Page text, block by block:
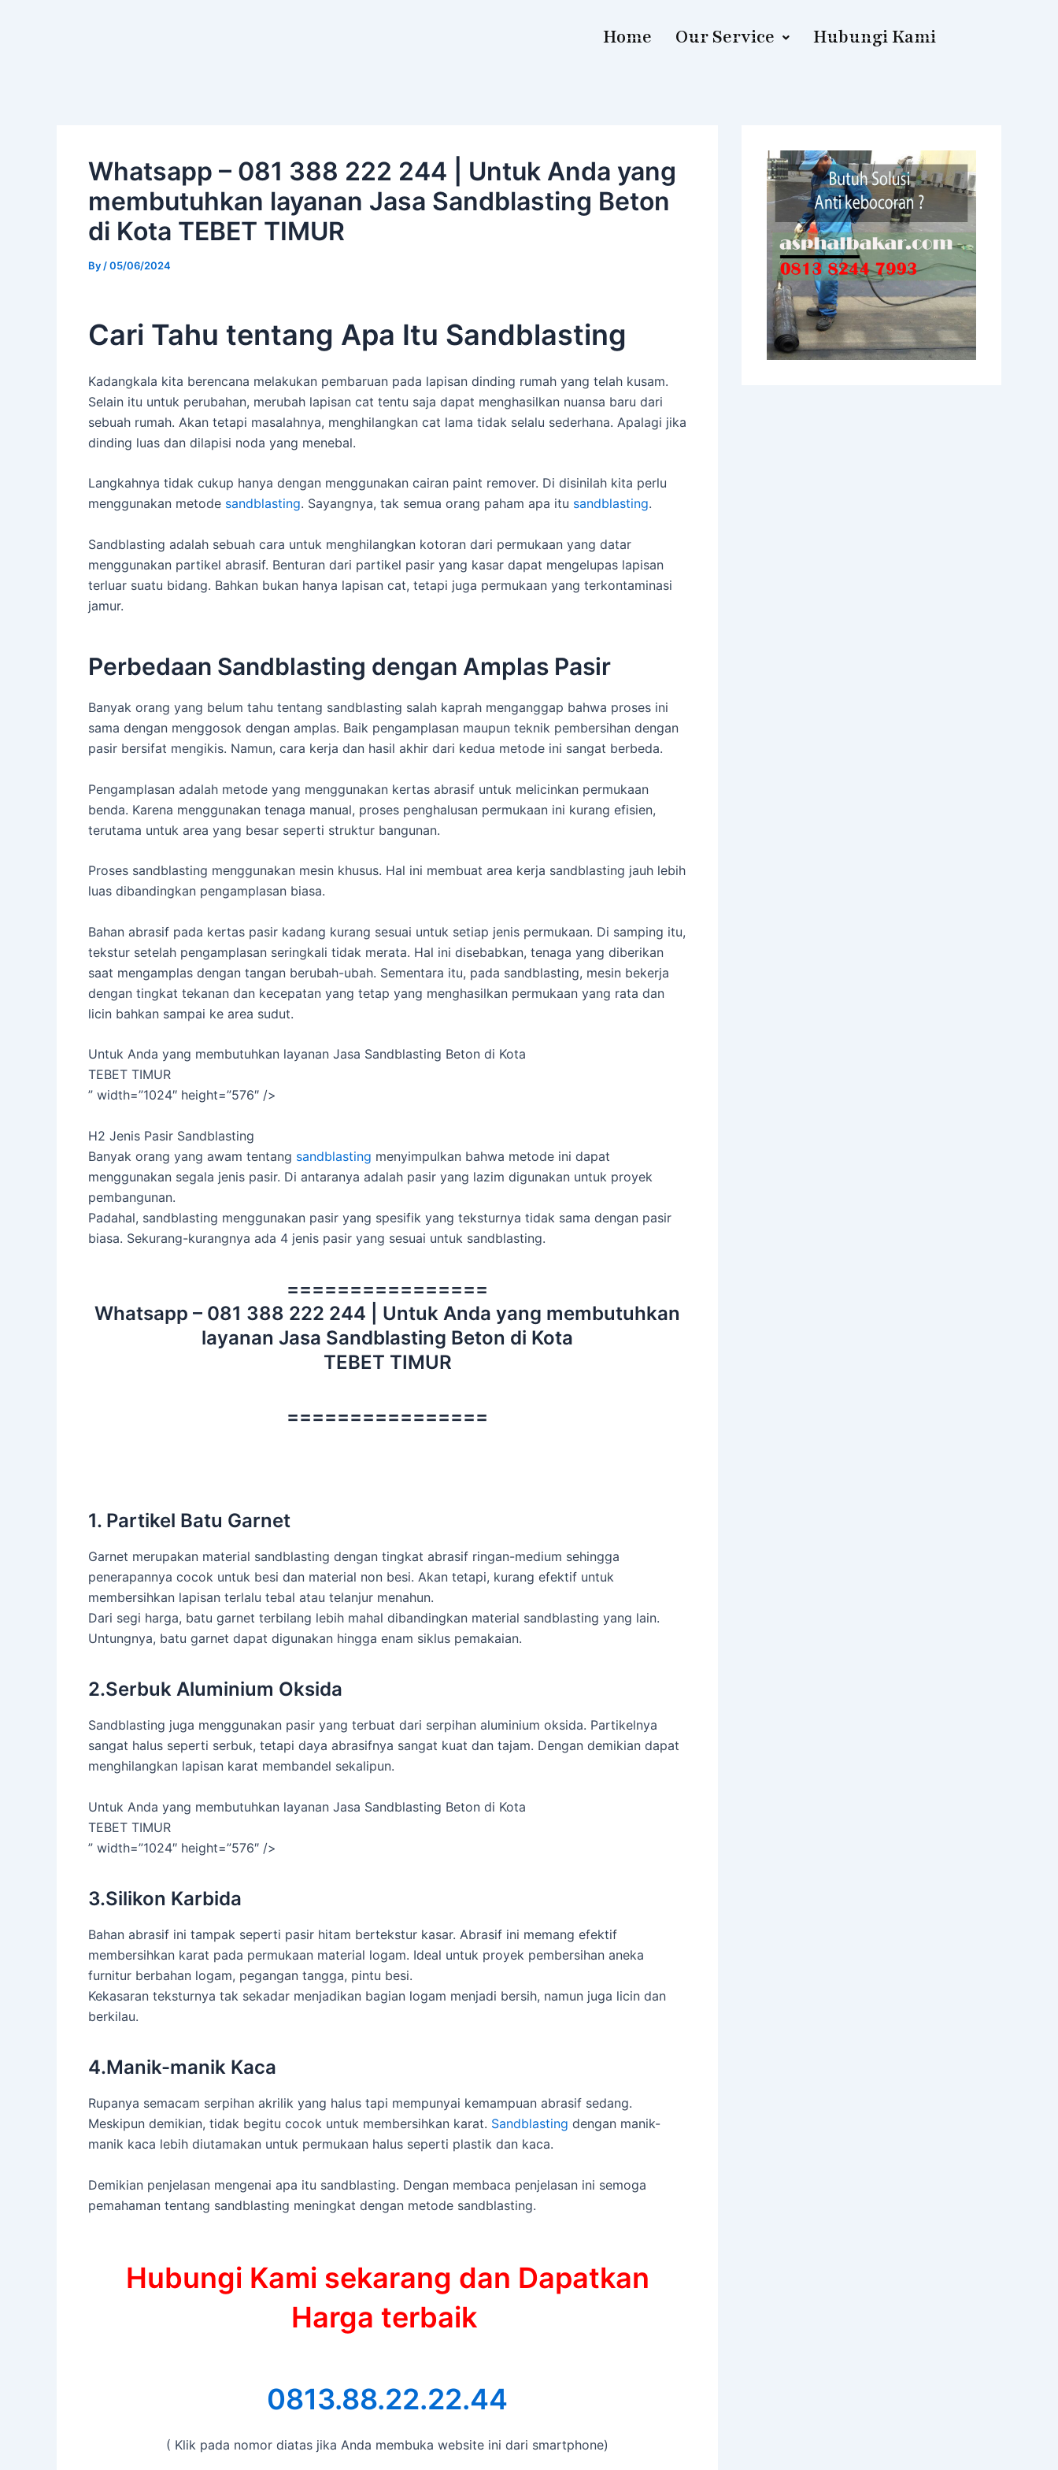
Home Our Service Hubungi Kami
Whatsapp – 081 388 222 244 | Untuk Anda yang
membutuhkan layanan Jasa Sandblasting Beton
di Kota TEBET TIMUR
By /05/06/2024
Cari Tahu tentang Apa Itu Sandblasting
Kadangkala kita berencana melakukan pembaruan pada lapisan dinding rumah yang telah kusam.
Selain itu untuk perubahan, merubah lapisan cat tentu saja dapat menghasilkan nuansa baru dari
sebuah rumah. Akan tetapi masalahnya, menghilangkan cat lama tidak selalu sederhana. Apalagi jika
dinding luas dan dilapisi noda yang menebal.
Langkahnya tidak cukup hanya dengan menggunakan cairan paint remover. Di disinilah kita perlu
menggunakan metode sandblasting. Sayangnya, tak semua orang paham apa itu sandblasting.
Sandblasting adalah sebuah cara untuk menghilangkan kotoran dari permukaan yang datar
menggunakan partikel abrasif. Benturan dari partikel pasir yang kasar dapat mengelupas lapisan
terluar suatu bidang. Bahkan bukan hanya lapisan cat, tetapi juga permukaan yang terkontaminasi
jamur.
Perbedaan Sandblasting dengan Amplas Pasir
Banyak orang yang belum tahu tentang sandblasting salah kaprah menganggap bahwa proses ini
sama dengan menggosok dengan amplas. Baik pengamplasan maupun teknik pembersihan dengan
pasir bersifat mengikis. Namun, cara kerja dan hasil akhir dari kedua metode ini sangat berbeda.
Pengamplasan adalah metode yang menggunakan kertas abrasif untuk melicinkan permukaan
benda. Karena menggunakan tenaga manual, proses penghalusan permukaan ini kurang efisien,
terutama untuk area yang besar seperti struktur bangunan.
Proses sandblasting menggunakan mesin khusus. Hal ini membuat area kerja sandblasting jauh lebih
luas dibandingkan pengamplasan biasa.
Bahan abrasif pada kertas pasir kadang kurang sesuai untuk setiap jenis permukaan. Di samping itu,
tekstur setelah pengamplasan seringkali tidak merata. Hal ini disebabkan, tenaga yang diberikan
saat mengamplas dengan tangan berubah-ubah. Sementara itu, pada sandblasting, mesin bekerja
dengan tingkat tekanan dan kecepatan yang tetap yang menghasilkan permukaan yang rata dan
licin bahkan sampai ke area sudut.
Untuk Anda yang membutuhkan layanan Jasa Sandblasting Beton di Kota
TEBET TIMUR
” width=”1024″ height=”576″ />
H2 Jenis Pasir Sandblasting
Banyak orang yang awam tentang sandblasting menyimpulkan bahwa metode ini dapat
menggunakan segala jenis pasir. Di antaranya adalah pasir yang lazim digunakan untuk proyek
pembangunan.
Padahal, sandblasting menggunakan pasir yang spesifik yang teksturnya tidak sama dengan pasir
biasa. Sekurang-kurangnya ada 4 jenis pasir yang sesuai untuk sandblasting.
================
Whatsapp – 081 388 222 244 | Untuk Anda yang membutuhkan
layanan Jasa Sandblasting Beton di Kota
TEBET TIMUR
================
1. Partikel Batu Garnet
Garnet merupakan material sandblasting dengan tingkat abrasif ringan-medium sehingga
penerapannya cocok untuk besi dan material non besi. Akan tetapi, kurang efektif untuk
membersihkan lapisan terlalu tebal atau telanjur menahun.
Dari segi harga, batu garnet terbilang lebih mahal dibandingkan material sandblasting yang lain.
Untungnya, batu garnet dapat digunakan hingga enam siklus pemakaian.
2.Serbuk Aluminium Oksida
Sandblasting juga menggunakan pasir yang terbuat dari serpihan aluminium oksida. Partikelnya
sangat halus seperti serbuk, tetapi daya abrasifnya sangat kuat dan tajam. Dengan demikian dapat
menghilangkan lapisan karat membandel sekalipun.
Untuk Anda yang membutuhkan layanan Jasa Sandblasting Beton di Kota
TEBET TIMUR
” width=”1024″ height=”576″ />
3.Silikon Karbida
Bahan abrasif ini tampak seperti pasir hitam bertekstur kasar. Abrasif ini memang efektif
membersihkan karat pada permukaan material logam. Ideal untuk proyek pembersihan aneka
furnitur berbahan logam, pegangan tangga, pintu besi.
Kekasaran teksturnya tak sekadar menjadikan bagian logam menjadi bersih, namun juga licin dan
berkilau.
4.Manik-manik Kaca
Rupanya semacam serpihan akrilik yang halus tapi mempunyai kemampuan abrasif sedang.
Meskipun demikian, tidak begitu cocok untuk membersihkan karat. Sandblasting dengan manik-
manik kaca lebih diutamakan untuk permukaan halus seperti plastik dan kaca.
Demikian penjelasan mengenai apa itu sandblasting. Dengan membaca penjelasan ini semoga
pemahaman tentang sandblasting meningkat dengan metode sandblasting.
Hubungi Kami sekarang dan Dapatkan
Harga terbaik
0813.88.22.22.44
( Klik pada nomor diatas jika Anda membuka website ini dari smartphone)